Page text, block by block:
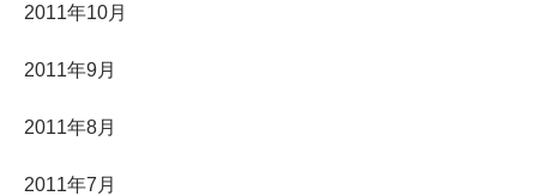
2011年10月
2011年9月
2011年8月
2011年7月